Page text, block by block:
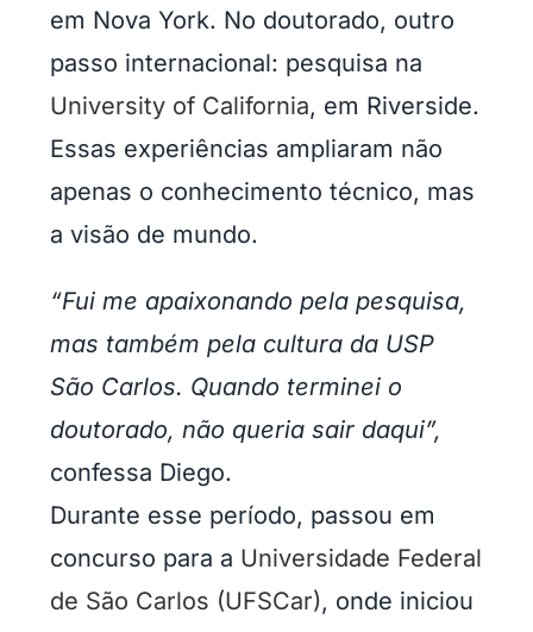
em Nova York. No doutorado, outro
passo internacional: pesquisa na
University of California, em Riverside.
Essas experiências ampliaram não
apenas o conhecimento técnico, mas
a visão de mundo.
“Fui me apaixonando pela pesquisa,
mas também pela cultura da USP
São Carlos. Quando terminei o
doutorado, não queria sair daqui”,
confessa Diego.
Durante esse período, passou em
concurso para a Universidade Federal
de São Carlos (UFSCar), onde iniciou